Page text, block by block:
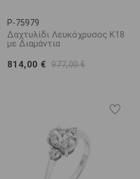
P-75979
Δαχτυλίδι Λευκόχρυσος Κ18
με Διαμάντια
814,00 € 977,00 €